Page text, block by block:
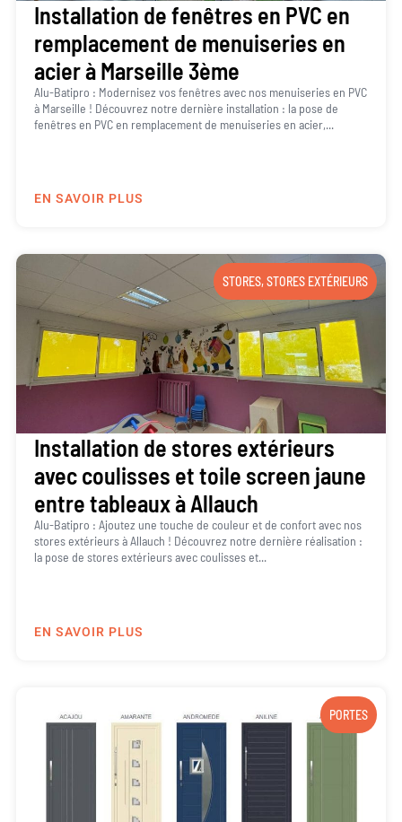
Installation de fenêtres en PVC en
remplacement de menuiseries en
acier à Marseille 3ème
Alu-Batipro : Modernisez vos fenêtres avec nos menuiseries en PVC
à Marseille ! Découvrez notre dernière installation : la pose de
fenêtres en PVC en remplacement de menuiseries en acier,...
EN SAVOIR PLUS
STORES,STORES EXTÉRIEURS
Installation de stores extérieurs
avec coulisses et toile screen jaune
entre tableaux à Allauch
Alu-Batipro : Ajoutez une touche de couleur et de confort avec nos
stores extérieurs à Allauch ! Découvrez notre dernière réalisation :
la pose de stores extérieurs avec coulisses et...
EN SAVOIR PLUS
PORTES